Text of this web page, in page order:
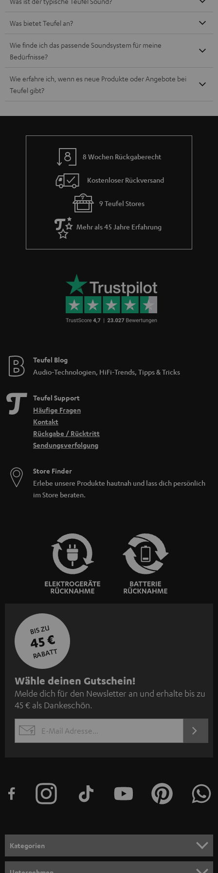
Was bietet Teufel an?
Wie finde ich das passende Soundsystem für meine
Bedürfnisse?
Wie erfahre ich, wenn es neue Produkte oder Angebote bei
Teufel gibt?
8 Wochen Rückgaberecht
Kostenloser Rückversand
9 Teufel Stores
Mehr als 45 Jahre Erfahrung
Teufel Blog
Audio-Technologien, HiFi-Trends, Tipps & Tricks
Teufel Support
Häufige Fragen
Kontakt
Rückgabe / Rücktritt
Sendungsverfolgung
Store Finder
Erlebe unsere Produkte hautnah und lass dich persönlich
im Store beraten.
BIS ZU
45 €
RABATT
N
e
w
s
l
e
n
m
Wähle deinen Gutschein!
Melde dich für den Newsletter an und erhalte bis zu
45 € als Dankeschön.
EMAIL
JETZT
Kategorien